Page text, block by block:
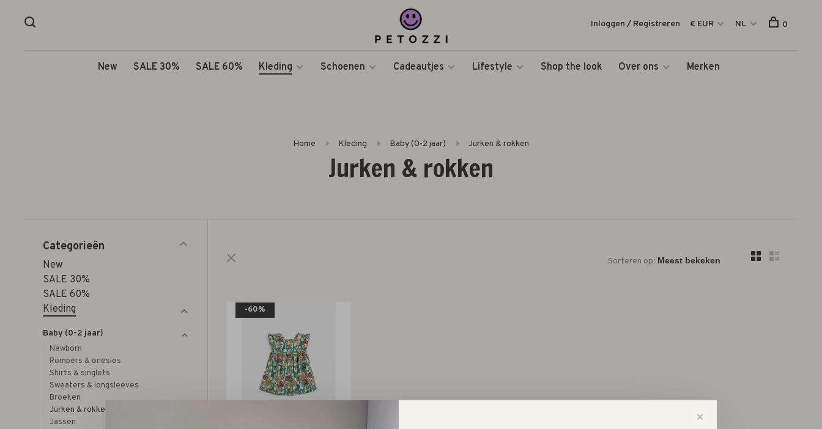
New SALE 30% SALE 60% Kleding Schoenen Cadeautjes Lifestyle Shop the look Over ons Merken
Inloggen / Registreren € EUR NL 0
Home Kleding Baby (0-2 jaar) Jurken & rokken
Jurken & rokken
Categorieën
New
SALE 30%
SALE 60%
Kleding
Baby (0-2 jaar)
Newborn
Rompers & onesies
Shirts & singlets
Sweaters & longsleeves
Broeken
Jurken & rokken
Jassen
Sorteren op:
-60%
✕